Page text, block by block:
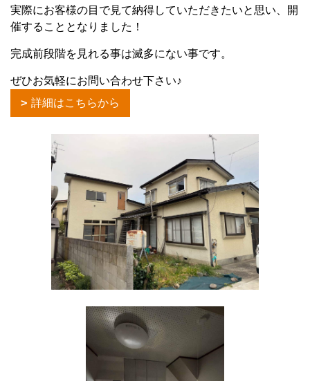
実際にお客様の目で見て納得していただきたいと思い、開
催することとなりました！
完成前段階を見れる事は滅多にない事です。
ぜひお気軽にお問い合わせ下さい♪
詳細はこちらから